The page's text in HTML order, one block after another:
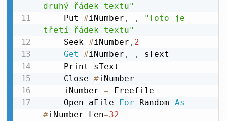
druhý řádek textu"
    Put
#iNumber , ,
"Toto je
třetí řádek textu"
    Seek
#iNumber , 2
Get
#iNumber , ,
sText
    Close
#iNumber
    iNumber
= Freefile
    Open aFile
For Random As
#iNumber Len=32